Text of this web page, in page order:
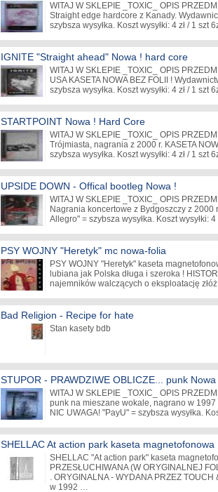
WITAJ W SKLEPIE _TOXIC_ OPIS
Straight edge hardcore z Kanady.
szybsza wysyłka. Koszt wysyłki: 4 zł / 1 szt
IGNITE "Straight ahead" Nowa ! hard core
WITAJ W SKLEPIE _TOXIC_ OPIS
USA KASETA NOWA BEZ FOLII !
szybsza wysyłka. Koszt wysyłki: 4 zł / 1 szt
STARTPOINT Nowa ! Hard Core
WITAJ W SKLEPIE _TOXIC_ OPIS
Trójmiasta, nagrania z 2000 r. KASETA
szybsza wysyłka. Koszt wysyłki: 4 zł / 1 szt
UPSIDE DOWN - Offical bootleg Nowa !
WITAJ W SKLEPIE _TOXIC_ OPIS
Nagrania koncertowe z Bydgoszczy z 2000
Allegro" = szybsza wysyłka. Koszt wysyłki: 4
PSY WOJNY "Heretyk" mc nowa-folia
PSY WOJNY "Heretyk" kaseta
lubiana jak Polska długa i szeroka !
najemników walczących o eksploatację
Bad Religion - Recipe for hate
Stan kasety bdb
STUPOR - PRAWDZIWE OBLICZE... punk Nowa
WITAJ W SKLEPIE _TOXIC_ OPIS
punk na mieszane wokale, nagrano w 1997
NIC UWAGA! "PayU" = szybsza wysyłka.
SHELLAC At action park kaseta magnetofonowa
SHELLAC "At action park" kaseta
PRZESŁUCHIWANA (W ORYGINALNEJ
. ORYGINALNA - WYDANA PRZEZ
w 1992 …